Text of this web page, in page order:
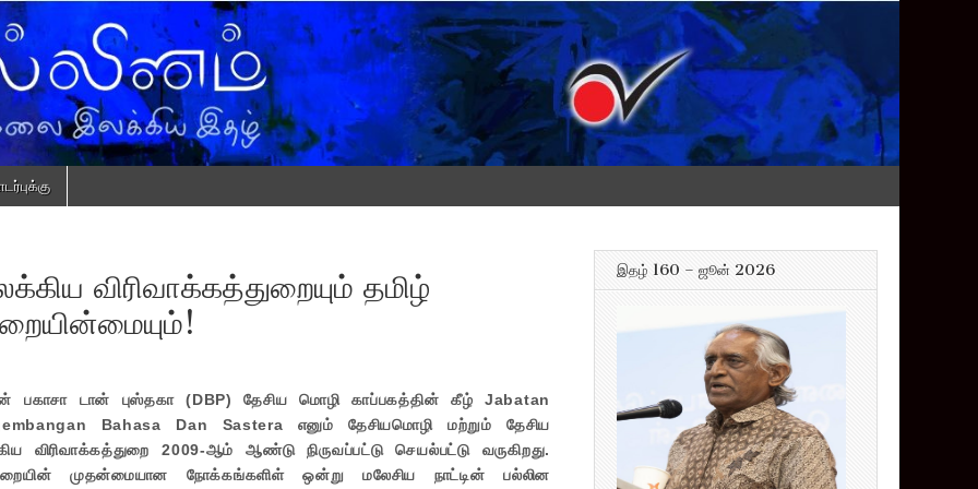
விரிவாக்கத்துறையும் தமிழ்
பகாசா டான் புஸ்தகா (DBP) தேசிய மொழி காப்பகத்தின் கீழ் Jabatan
Bahasa Dan Sastera எனும் தேசியமொழி மற்றும் தேசிய
விரிவாக்கத்துறை 2009-ஆம் ஆண்டு நிருவப்பட்டு செயல்பட்டு வருகிறது.
முதன்மையான நோக்கங்களிள் ஒன்று மலேசிய நாட்டின் பல்லின
இதழ் 160 – ஜூன் 2026